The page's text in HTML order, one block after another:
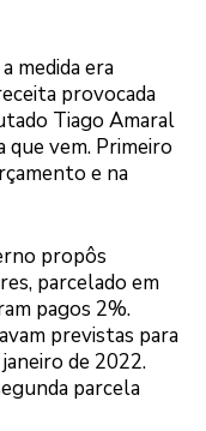
medida era
provocada
Tiago Amaral
vem. Primeiro
e na
propôs
parcelado em
pagos 2%.
previstas para
de 2022.
parcela